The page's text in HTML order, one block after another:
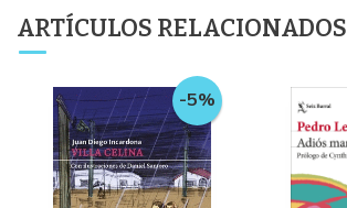
ARTÍCULOS RELACIONADOS
-5%